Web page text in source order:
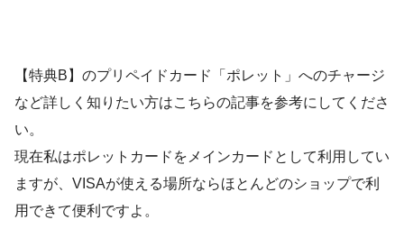
【特典B】のプリペイドカード「ポレット」へのチャージ
など詳しく知りたい方はこちらの記事を参考にしてくださ
い。
現在私はポレットカードをメインカードとして利用してい
ますが、VISAが使える場所ならほとんどのショップで利
用できて便利ですよ。